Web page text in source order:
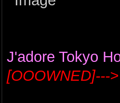
J'adore Tokyo
[OOOWNED]--->